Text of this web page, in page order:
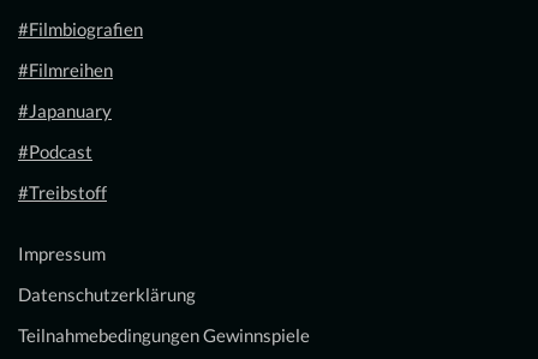
#Filmbiografien
#Filmreihen
#Japanuary
#Podcast
#Treibstoff
Impressum
Datenschutzerklärung
Teilnahmebedingungen Gewinnspiele